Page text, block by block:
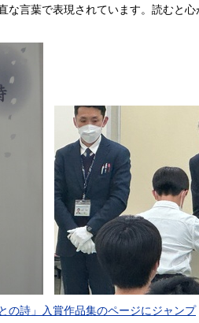
な言葉で表現されています。読むと
の詩」入賞作品集のページにジャンプ